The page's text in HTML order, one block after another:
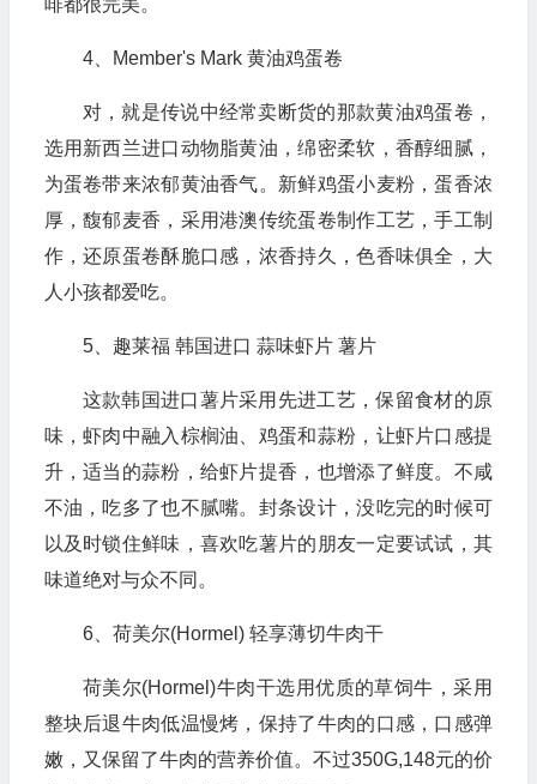
啡都很完美。
4、Member's Mark 黄油鸡蛋卷
对，就是传说中经常卖断货的那款黄油鸡蛋卷，
选用新西兰进口动物脂黄油，绵密柔软，香醇细腻，
为蛋卷带来浓郁黄油香气。新鲜鸡蛋小麦粉，蛋香浓
厚，馥郁麦香，采用港澳传统蛋卷制作工艺，手工制
作，还原蛋卷酥脆口感，浓香持久，色香味俱全，大
人小孩都爱吃。
5、趣莱福 韩国进口 蒜味虾片 薯片
这款韩国进口薯片采用先进工艺，保留食材的原
味，虾肉中融入棕榈油、鸡蛋和蒜粉，让虾片口感提
升，适当的蒜粉，给虾片提香，也增添了鲜度。不咸
不油，吃多了也不腻嘴。封条设计，没吃完的时候可
以及时锁住鲜味，喜欢吃薯片的朋友一定要试试，其
味道绝对与众不同。
6、荷美尔(Hormel) 轻享薄切牛肉干
荷美尔(Hormel)牛肉干选用优质的草饲牛，采用
整块后退牛肉低温慢烤，保持了牛肉的口感，口感弹
嫩，又保留了牛肉的营养价值。不过350G,148元的价